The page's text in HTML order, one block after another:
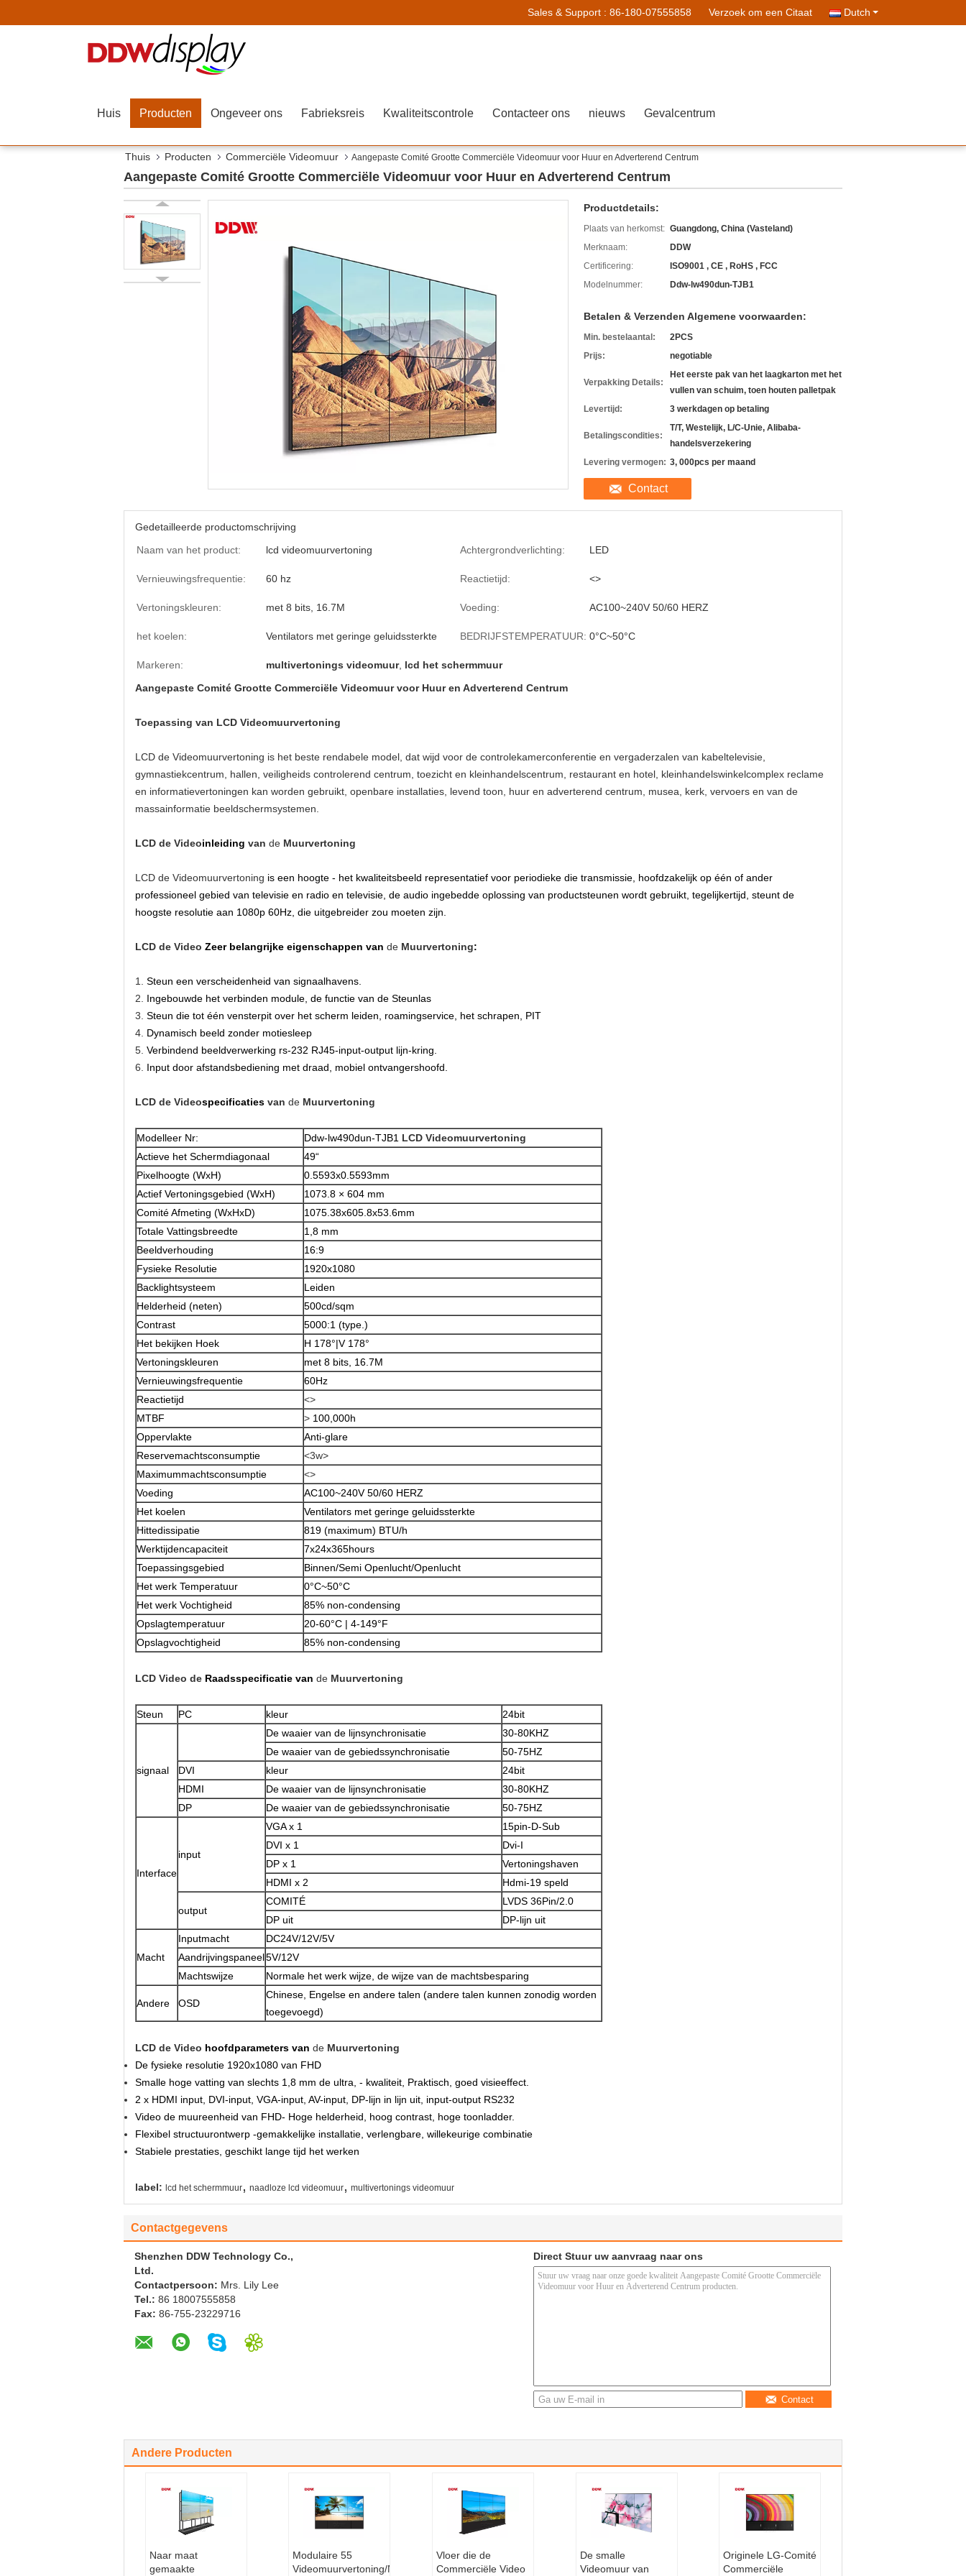
Laat een bericht achter
We bellen je snel terug!
VERZENDEN
Sales & Support : 86-180-07555858 Verzoek om een Citaat Dutch
Huis Producten Ongeveer ons Fabrieksreis Kwaliteitscontrole Contacteer ons nieuws Gevalcentrum
Thuis Producten Commerciële Videomuur Aangepaste Comité Grootte Commerciële Videomuur voor Huur en Adverterend Centrum
Aangepaste Comité Grootte Commerciële Videomuur voor Huur en Adverterend Centrum
Productdetails:
Plaats van herkomst: Guangdong, China (Vasteland)
Merknaam:
DDW
Certificering:
ISO9001 , CE , RoHS , FCC
Modelnummer:
Ddw-lw490dun-TJB1
Betalen & Verzenden Algemene voorwaarden:
Min. bestelaantal:
2PCS
Prijs:
negotiable
Verpakking Details:
Het eerste pak van het laagkarton met het
vullen van schuim, toen houten palletpak
Levertijd:
3 werkdagen op betaling
Betalingscondities:
T/T, Westelijk, L/C-Unie, Alibaba-
handelsverzekering
Levering vermogen: 3, 000pcs per maand
Contact
Gedetailleerde productomschrijving
Naam van het product:
lcd videomuurvertoning Achtergrondverlichting: LED
Vernieuwingsfrequentie: 60 hz Reactietijd: <>
Vertoningskleuren: met 8 bits, 16.7M Voeding: AC100~240V 50/60 HERZ
het koelen: Ventilators met geringe geluidssterkte BEDRIJFSTEMPERATUUR: 0°C~50°C
Markeren: multivertonings videomuur, lcd het schermmuur
Aangepaste Comité Grootte Commerciële Videomuur voor Huur en Adverterend Centrum
Toepassing van LCD Videomuurvertoning
LCD de Videomuurvertoning is het beste rendabele model, dat wijd voor de controlekamerconferentie en vergaderzalen van kabeltelevisie,
gymnastiekcentrum, hallen, veiligheids controlerend centrum, toezicht en kleinhandelscentrum, restaurant en hotel, kleinhandelswinkelcomplex reclame
en informatievertoningen kan worden gebruikt, openbare installaties, levend toon, huur en adverterend centrum, musea, kerk, vervoers en van de
massainformatie beeldschermsystemen.
LCD de Videoinleiding van de Muurvertoning
LCD de Videomuurvertoning is een hoogte - het kwaliteitsbeeld representatief voor periodieke die transmissie, hoofdzakelijk op één of ander
professioneel gebied van televisie en radio en televisie, de audio ingebedde oplossing van productsteunen wordt gebruikt, tegelijkertijd, steunt de
hoogste resolutie aan 1080p 60Hz, die uitgebreider zou moeten zijn.
LCD de Video Zeer belangrijke eigenschappen van de Muurvertoning:
1. Steun een verscheidenheid van signaalhavens.
2. Ingebouwde het verbinden module, de functie van de Steunlas
3. Steun die tot één vensterpit over het scherm leiden, roamingservice, het schrapen, PIT
4. Dynamisch beeld zonder motiesleep
5. Verbindend beeldverwerking rs-232 RJ45-input-output lijn-kring.
6. Input door afstandsbediening met draad, mobiel ontvangershoofd.
LCD de Videospecificaties van de Muurvertoning
Modelleer Nr: Ddw-lw490dun-TJB1 LCD Videomuurvertoning
Actieve het Schermdiagonaal
49“
Pixelhoogte (WxH)
0.5593x0.5593mm
Actief Vertoningsgebied (WxH)
1073.8 × 604 mm
Comité Afmeting (WxHxD)
1075.38x605.8x53.6mm
Totale Vattingsbreedte
1,8 mm
Beeldverhouding
16:9
Fysieke Resolutie
1920x1080
Backlightsysteem
Leiden
Helderheid (neten)
500cd/sqm
Contrast
5000:1 (type.)
Het bekijken Hoek
H 178°|V 178°
Vertoningskleuren
met 8 bits, 16.7M
Vernieuwingsfrequentie
60Hz
Reactietijd
<>
MTBF
> 100,000h
Oppervlakte
Anti-glare
Reservemachtsconsumptie
<3w>
Maximummachtsconsumptie
<>
Voeding
AC100~240V 50/60 HERZ
Het koelen
Ventilators met geringe geluidssterkte
Hittedissipatie
819 (maximum) BTU/h
Werktijdencapaciteit
7x24x365hours
Toepassingsgebied
Binnen/Semi Openlucht/Openlucht
Het werk Temperatuur
0°C~50°C
Het werk Vochtigheid
85% non-condensing
Opslagtemperatuur
20-60°C | 4-149°F
Opslagvochtigheid
85% non-condensing
LCD Video de Raadsspecificatie van de Muurvertoning
Steun PC kleur 24bit
signaal
De waaier van de lijnsynchronisatie
30-80KHZ
De waaier van de gebiedssynchronisatie
50-75HZ
DVI
kleur
24bit
HDMI
De waaier van de lijnsynchronisatie
30-80KHZ
DP
De waaier van de gebiedssynchronisatie 50-75HZ
Interface
input
VGA x 1
15pin-D-Sub
DVI x 1
Dvi-I
DP x 1
Vertoningshaven
HDMI x 2
Hdmi-19 speld
output
COMITÉ
LVDS 36Pin/2.0
DP uit
DP-lijn uit
Macht
Inputmacht
DC24V/12V/5V
Aandrijvingspaneel5V/12V
Machtswijze
Normale het werk wijze, de wijze van de machtsbesparing
Andere OSD
Chinese, Engelse en andere talen (andere talen kunnen zonodig worden
toegevoegd)
LCD de Video hoofdparameters van de Muurvertoning
De fysieke resolutie 1920x1080 van FHD
Smalle hoge vatting van slechts 1,8 mm de ultra, - kwaliteit, Praktisch, goed visieeffect.
2 x HDMI input, DVI-input, VGA-input, AV-input, DP-lijn in lijn uit, input-output RS232
Video de muureenheid van FHD- Hoge helderheid, hoog contrast, hoge toonladder.
Flexibel structuurontwerp -gemakkelijke installatie, verlengbare, willekeurige combinatie
Stabiele prestaties, geschikt lange tijd het werken
label: lcd het schermmuur, naadloze lcd videomuur, multivertonings videomuur
Contactgegevens
Shenzhen DDW Technology Co.,
Ltd.
Contactpersoon: Mrs. Lily Lee
Tel.: 86 18007555858
Fax: 86-755-23229716
Direct Stuur uw aanvraag naar ons
Contact
Andere Producten
Naar maat
gemaakte
Modulaire 55
Videomuurvertoning/Naadloze
Vloer die de
Commerciële Video
De smalle
Videomuur van
Originele LG-Comité
Commerciële